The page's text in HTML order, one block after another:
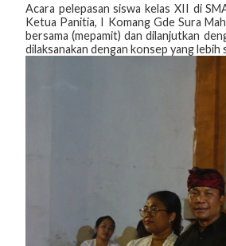
Acara pelepasan siswa kelas XII di
Ketua Panitia, I Komang Gde Sura
bersama (mepamit) dan dilanjutkan
dilaksanakan dengan konsep yang